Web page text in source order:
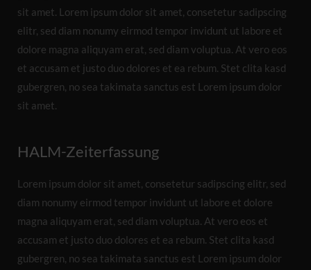
sit amet. Lorem ipsum dolor sit amet, consetetur sadipscing
elitr, sed diam nonumy eirmod tempor invidunt ut labore et
dolore magna aliquyam erat, sed diam voluptua. At vero eos
et accusam et justo duo dolores et ea rebum. Stet clita kasd
gubergren, no sea takimata sanctus est Lorem ipsum dolor
sit amet.
HALM-Zeiterfassung
Lorem ipsum dolor sit amet, consetetur sadipscing elitr, sed
diam nonumy eirmod tempor invidunt ut labore et dolore
magna aliquyam erat, sed diam voluptua. At vero eos et
accusam et justo duo dolores et ea rebum. Stet clita kasd
gubergren, no sea takimata sanctus est Lorem ipsum dolor